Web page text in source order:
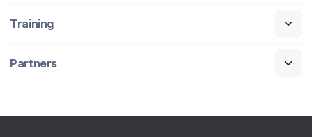
Training
Partners